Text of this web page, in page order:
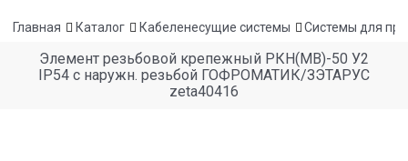
Главная Каталог Кабеленесущие системы Системы для
Элемент резьбовой крепежный РКН(МВ)-50 У2
IP54 с наружн. резьбой ГОФРОМАТИК/ЗЭТАРУС
zeta40416